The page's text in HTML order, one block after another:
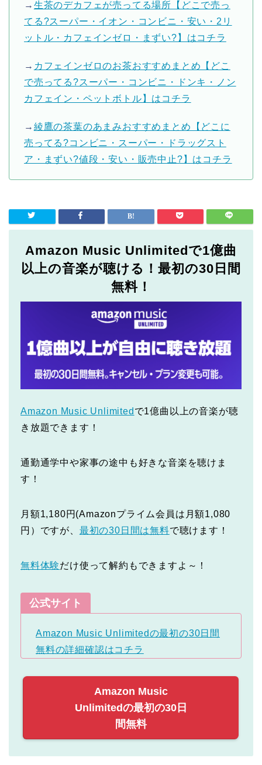
→ 生茶のデカフェが売ってる場所【どこで売っ
てる?スーパー・イオン・コンビニ・安い・2リ
ットル・カフェインゼロ・まずい?】はコチラ
→ カフェインゼロのお茶おすすめまとめ【どこ
で売ってる?スーパー・コンビニ・ドンキ・ノン
カフェイン・ペットボトル】はコチラ
→ 綾鷹の茶葉のあまみおすすめまとめ【どこに
売ってる?コンビニ・スーパー・ドラッグスト
ア・まずい?値段・安い・販売中止?】はコチラ
Amazon Music Unlimitedで1億曲
以上の音楽が聴ける！最初の30日間
無料！
Amazon Music Unlimited で1億曲以上の音楽が聴
き放題できます！
通勤通学中や家事の途中も好きな音楽を聴けま
す！
月額1,180円(Amazonプライム会員は月額1,080
円）ですが、 最初の30日間は無料で聴けます！
無料体験だけ使って解約もできますよ～！
公式サイト
Amazon Music Unlimitedの最初の30日間
無料の詳細確認はコチラ
Amazon Music
Unlimitedの最初の30日
間無料